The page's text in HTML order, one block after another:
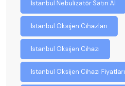
Istanbul Nebulizatör Satın Al
Istanbul Oksijen Cihazları
Istanbul Oksijen Cihazı
Istanbul Oksijen Cihazı Fiyatları